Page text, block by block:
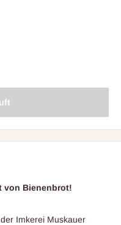
von Bienenbrot!
Imkerei Muskauer